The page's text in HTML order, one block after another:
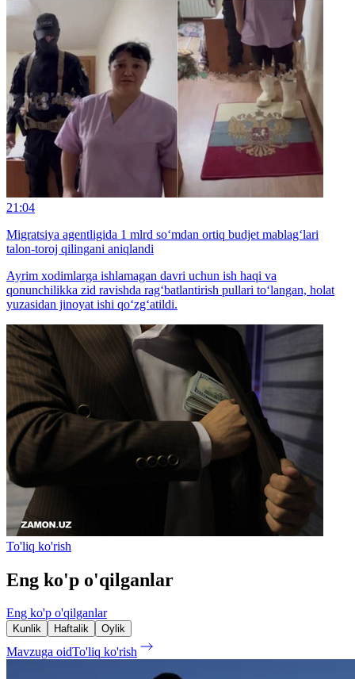
21:04
Migratsiya agentligida 1 mlrd so‘mdan ortiq budjet mablag‘lari
talon-toroj qilingani aniqlandi
Ayrim xodimlarga ishlamagan davri uchun ish haqi va
qonunchilikka zid ravishda rag‘batlantirish pullari to‘langan, holat
yuzasidan jinoyat ishi qo‘zg‘atildi.
To'liq ko'rish
Eng ko'p o'qilganlar
Eng ko'p o'qilganlar
Kunlik Haftalik Oylik
Mavzuga oidTo'liq ko'rish